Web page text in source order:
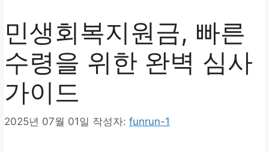
민생회복지원금, 빠른
수령을 위한 완벽 심사
가이드
2025년 07월 01일 작성자: funrun-1